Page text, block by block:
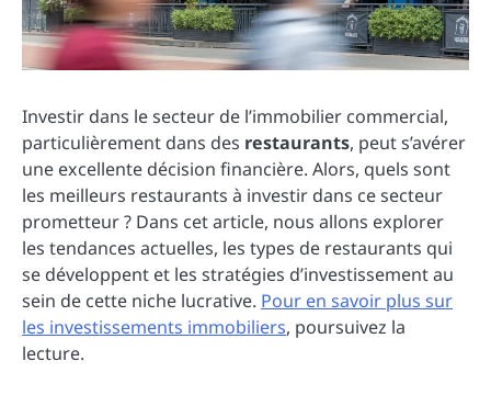
Investir dans le secteur de l’immobilier commercial,
particulièrement dans des restaurants, peut s’avérer
une excellente décision financière. Alors, quels sont
les meilleurs restaurants à investir dans ce secteur
prometteur ? Dans cet article, nous allons explorer
les tendances actuelles, les types de restaurants qui
se développent et les stratégies d’investissement au
sein de cette niche lucrative. Pour en savoir plus sur
les investissements immobiliers, poursuivez la
lecture.